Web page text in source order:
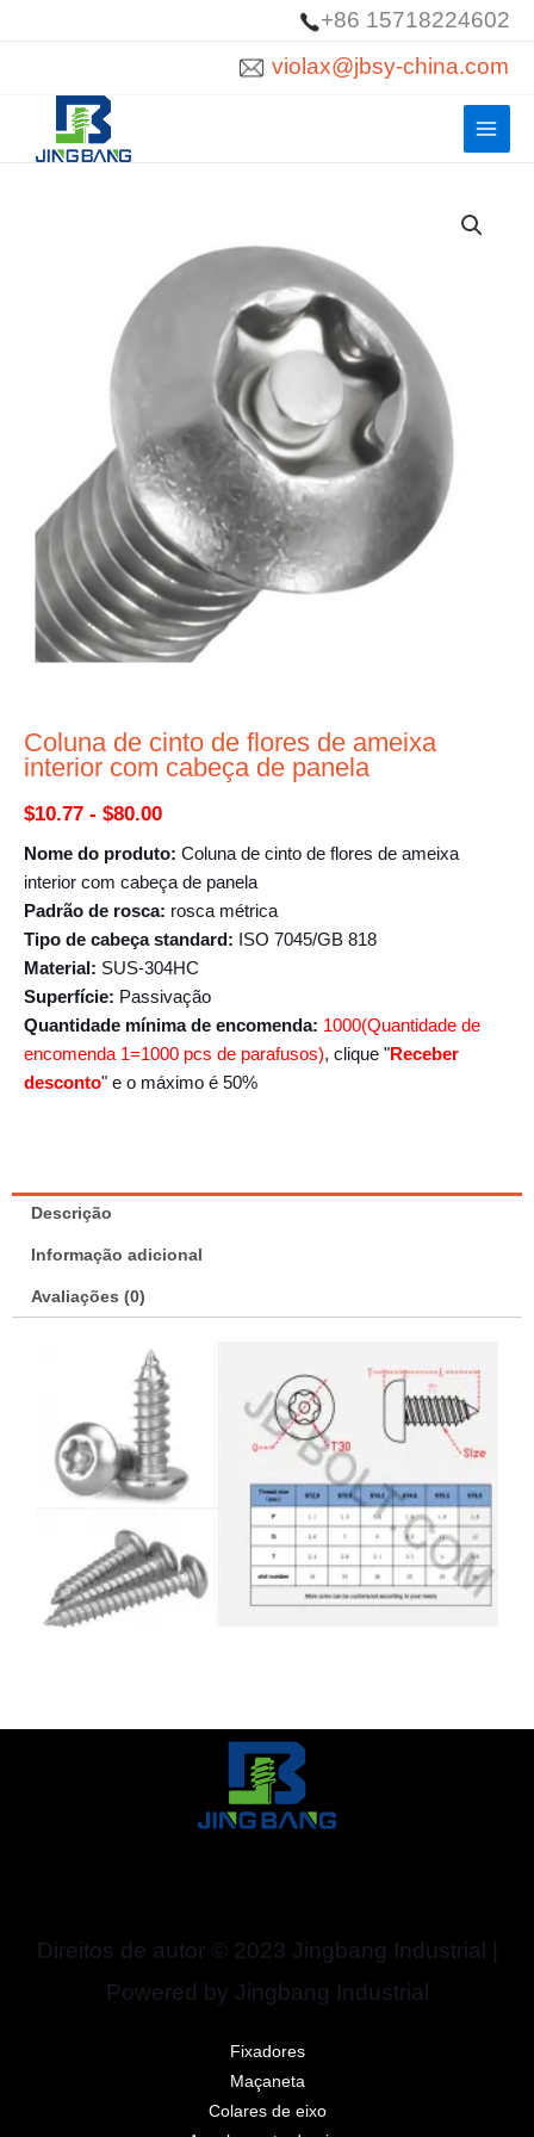
conteúdo
+86 15718224602
violax@jbsy-china.com
Coluna de cinto de flores de ameixa
interior com cabeça de panela
$10.77 - $80.00Gama
de
preços:
$10.77
a
$80.00
Nome do produto: Coluna de cinto de flores de ameixa
interior com cabeça de panela
Padrão de rosca: rosca métrica
Tipo de cabeça standard: ISO 7045/GB 818
Material: SUS-304HC
Superfície: Passivação
Quantidade mínima de encomenda: 1000(Quantidade de
encomenda 1=1000 pcs de parafusos), clique "Receber
desconto" e o máximo é 50%
Descrição
Informação adicional
Avaliações (0)
Direitos de autor © 2023 Jingbang Industrial |
Powered by Jingbang Industrial
Fixadores
Maçaneta
Colares de eixo